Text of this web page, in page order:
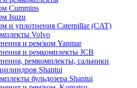
Cummins
Isuzu
и уплотнения Caterpillar (CAT)
Volvo
и рем/ком Yanmar
и ремкомплекты JCB
ремкомплекты, сальники
Shantui
бульдозера Shantui